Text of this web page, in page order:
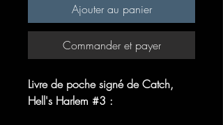
Ajouter au panier
Commander et payer
Livre de poche signé de Catch,
Hell's Harlem #3 :